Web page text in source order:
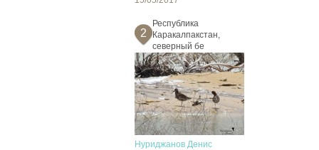
2
Республика
Каракалпакстан,
северный бе
Нуриджанов Денис